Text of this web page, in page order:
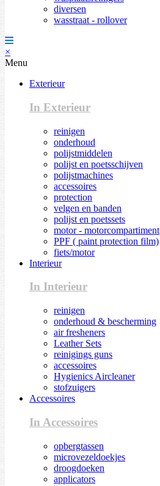
diversen
wasstraat - rollover
×
Menu
Exterieur
In Exterieur
reinigen
onderhoud
polijstmiddelen
polijst en poetsschijven
polijstmachines
accessoires
protection
velgen en banden
polijst en poetssets
motor - motorcompartiment
PPF ( paint protection film)
fiets/motor
Interieur
In Interieur
reinigen
onderhoud & bescherming
air fresheners
Leather Sets
reinigings guns
accessoires
Hygienics Aircleaner
stofzuigers
Accessoires
In Accessoires
opbergtassen
microvezeldoekjes
droogdoeken
applicators